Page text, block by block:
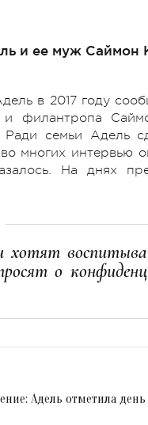
и ее муж Саймон
в 2017 году
филантропа
семьи Адель
многих интервью
На днях
хотят
о
Адель отметила